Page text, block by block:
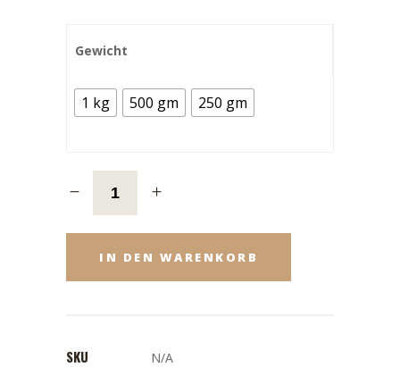
Gewicht
1 kg 500 gm 250 gm
IN DEN WARENKORB
SKU N/A